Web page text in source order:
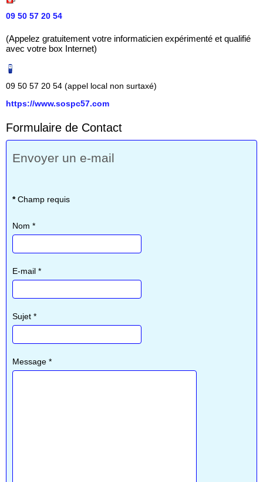
09 50 57 20 54
(Appelez gratuitement votre informaticien expérimenté et qualifié
avec votre box Internet)
09 50 57 20 54 (appel local non surtaxé)
https://www.sospc57.com
Formulaire de Contact
Envoyer un e-mail
*Champ requis
Nom *
E-mail *
Sujet *
Message *